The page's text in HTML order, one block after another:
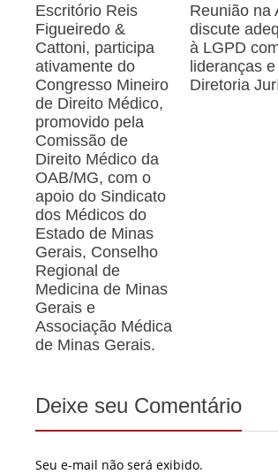
Escritório Reis
Figueiredo &
Cattoni, participa
ativamente do
Congresso Mineiro
de Direito Médico,
promovido pela
Comissão de
Direito Médico da
OAB/MG, com o
apoio do Sindicato
dos Médicos do
Estado de Minas
Gerais, Conselho
Regional de
Medicina de Minas
Gerais e
Associação Médica
de Minas Gerais.
Reunião na
discute
à LGPD
lideranças e
Diretoria
Deixe seu Comentário
Seu e-mail não será exibido.